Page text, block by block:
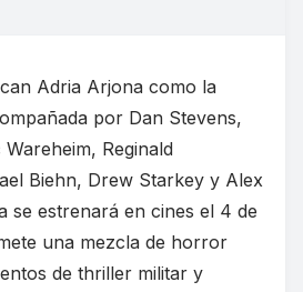
Adria Arjona como la
por Dan Stevens,
Reginald
Biehn, Drew Starkey y Alex
se estrenará en cines el 4 de
una mezcla de horror
de thriller militar y